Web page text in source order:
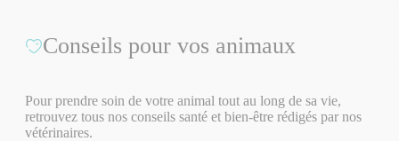
Conseils pour vos animaux
Pour prendre soin de votre animal tout au long de sa vie,
retrouvez tous nos conseils santé et bien-être rédigés par nos
vétérinaires.